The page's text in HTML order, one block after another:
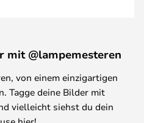
mit @lampemesteren
von einem einzigartigen
Tagge deine Bilder mit
vielleicht siehst du dein